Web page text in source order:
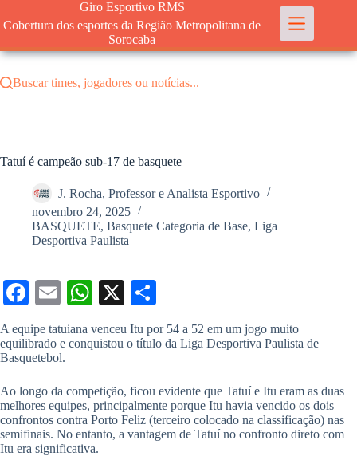
para
conteúdo
Giro Esportivo RMS
Cobertura dos esportes da Região Metropolitana de
Sorocaba
Buscar times, jogadores ou notícias...
Tatuí é campeão sub-17 de basquete
J. Rocha, Professor e Analista Esportivo
novembro 24, 2025
BASQUETE, Basquete Categoria de Base, Liga
Desportiva Paulista
Fa
ce
bo
ok
E
m
ail
W
ts
pp
X
ha
re
A equipe tatuiana venceu Itu por 54 a 52 em um jogo muito
equilibrado e conquistou o título da Liga Desportiva Paulista de
Basquetebol.
Ao longo da competição, ficou evidente que Tatuí e Itu eram as duas
melhores equipes, principalmente porque Itu havia vencido os dois
confrontos contra Porto Feliz (terceiro colocado na classificação) nas
semifinais. No entanto, a vantagem de Tatuí no confronto direto com
Itu era significativa.